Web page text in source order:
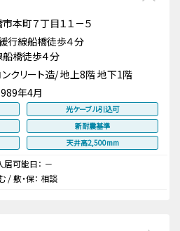
本町７丁目１１－５
行線船橋徒歩４分
橋徒歩４分
クリート造/ 地上8階 地下1階
年4月
光ケーブル引込可
新耐震基準
天井高2,500mm
居可能日： －
/ 敷・保： 相談